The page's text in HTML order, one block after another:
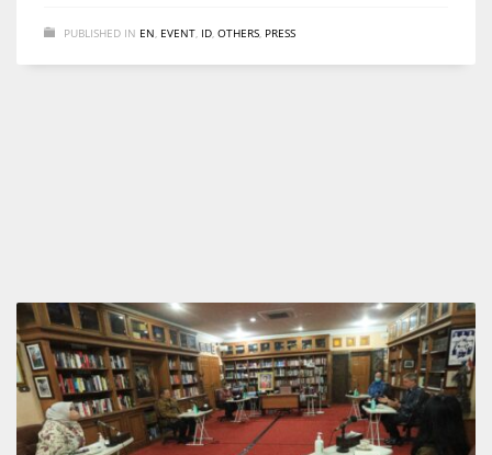
PUBLISHED IN EN EVENT ID OTHERS PRESS